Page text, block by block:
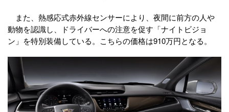
また、熱感応式赤外線センサーにより、夜間に前方の人や
動物を認識し、ドライバーへの注意を促す「ナイトビジョ
ン」を特別装備している。こちらの価格は910万円となる。